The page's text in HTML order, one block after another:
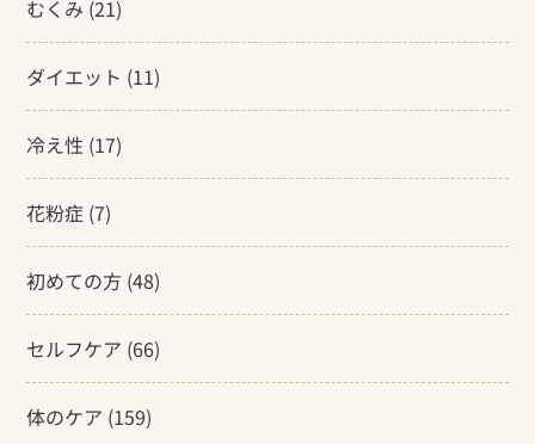
むくみ (21)
ダイエット (11)
冷え性 (17)
花粉症 (7)
初めての方 (48)
セルフケア (66)
体のケア (159)